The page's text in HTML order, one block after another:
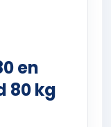
en
80 kg